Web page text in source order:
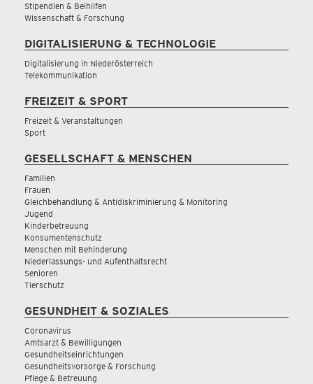
Stipendien & Beihilfen
Wissenschaft & Forschung
DIGITALISIERUNG & TECHNOLOGIE
Digitalisierung in Niederösterreich
Telekommunikation
FREIZEIT & SPORT
Freizeit & Veranstaltungen
Sport
GESELLSCHAFT & MENSCHEN
Familien
Frauen
Gleichbehandlung & Antidiskriminierung & Monitoring
Jugend
Kinderbetreuung
Konsumentenschutz
Menschen mit Behinderung
Niederlassungs- und Aufenthaltsrecht
Senioren
Tierschutz
GESUNDHEIT & SOZIALES
Coronavirus
Amtsarzt & Bewilligungen
Gesundheitseinrichtungen
Gesundheitsvorsorge & Forschung
Pflege & Betreuung